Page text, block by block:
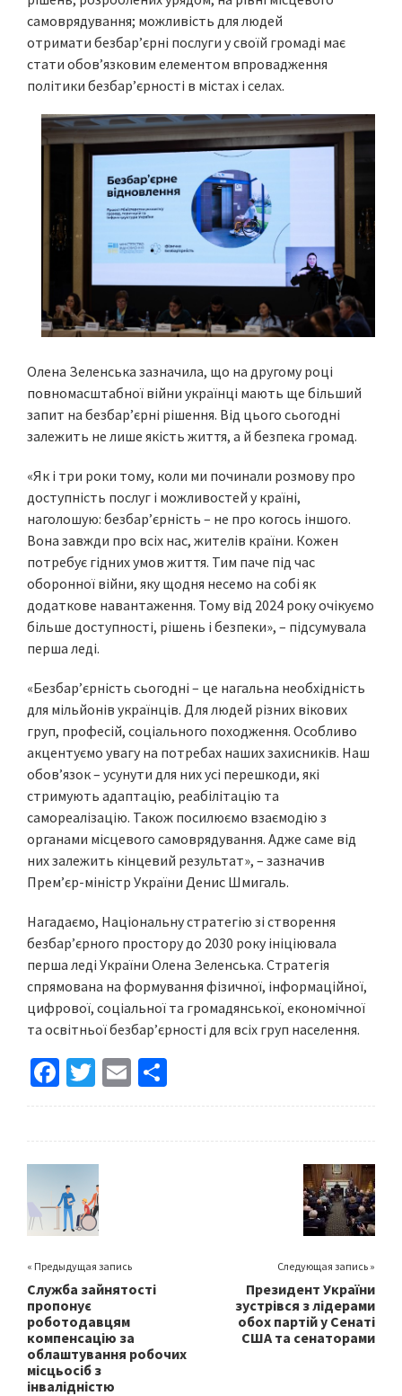
самоврядування; можливість для людей
отримати безбар’єрні послуги у своїй громаді має
стати обов’язковим елементом впровадження
політики безбар’єрності в містах і селах.
Олена Зеленська зазначила, що на другому році
повномасштабної війни українці мають ще більший
запит на безбар’єрні рішення. Від цього сьогодні
залежить не лише якість життя, а й безпека громад.
«Як і три роки тому, коли ми починали розмову про
доступність послуг і можливостей у країні,
наголошую: безбар’єрність – не про когось іншого.
Вона завжди про всіх нас, жителів країни. Кожен
потребує гідних умов життя. Тим паче під час
оборонної війни, яку щодня несемо на собі як
додаткове навантаження. Тому від 2024 року очікуємо
більше доступності, рішень і безпеки», – підсумувала
перша леді.
«Безбар’єрність сьогодні – це нагальна необхідність
для мільйонів українців. Для людей різних вікових
груп, професій, соціального походження. Особливо
акцентуємо увагу на потребах наших захисників. Наш
обов’язок – усунути для них усі перешкоди, які
стримують адаптацію, реабілітацію та
самореалізацію. Також посилюємо взаємодію з
органами місцевого самоврядування. Адже саме від
них залежить кінцевий результат», – зазначив
Прем’єр-міністр України Денис Шмигаль.
Нагадаємо, Національну стратегію зі створення
безбар’єрного простору до 2030 року ініціювала
перша леді України Олена Зеленська. Стратегія
спрямована на формування фізичної, інформаційної,
цифрової, соціальної та громадянської, економічної
та освітньої безбар’єрності для всіх груп населення.
Fa
ce
o
o
k
T
wi
er
E
m h
« Предыдущая запись
Служба зайнятості
пропонує
роботодавцям
компенсацію за
облаштування робочих
місцьосіб з
інвалідністю
Следующая запись »
Президент України
зустрівся з лідерами
обох партій у Сенаті
США та сенаторами